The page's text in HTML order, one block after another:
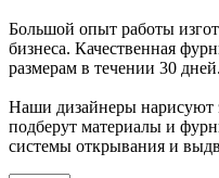
Большой опыт работы
бизнеса. Качественная
размерам в течении 30
Наши дизайнеры нарисуют
подберут материалы и
системы открывания и